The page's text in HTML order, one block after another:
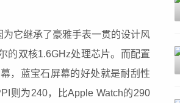
它继承了豪雅手表一贯的设计风
的双核1.6GHz处理芯片。而配置
，蓝宝石屏幕的好处就是耐刮性
则为240，比Apple Watch的290